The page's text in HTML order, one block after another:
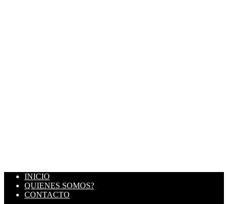
INICIO
QUIENES SOMOS?
CONTACTO